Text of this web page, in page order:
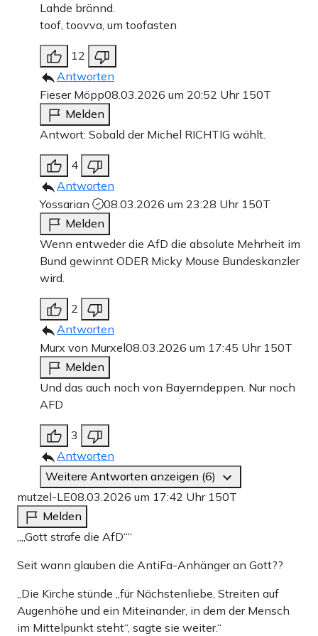
Lahde brännd.
toof, toovva, um toofasten
12
Antworten
Fieser Möpp08.03.2026 um 20:52 Uhr 150T
Melden
Antwort: Sobald der Michel RICHTIG wählt.
4
Antworten
Yossarian
08.03.2026 um 23:28 Uhr 150T
Melden
Wenn entweder die AfD die absolute Mehrheit im
Bund gewinnt ODER Micky Mouse Bundeskanzler
wird.
2
Antworten
Murx von Murxel08.03.2026 um 17:45 Uhr 150T
Melden
Und das auch noch von Bayerndeppen. Nur noch
AFD
3
Antworten
Weitere Antworten anzeigen (6)
mutzel-LE08.03.2026 um 17:42 Uhr 150T
Melden
„„Gott strafe die AfD““
Seit wann glauben die AntiFa-Anhänger an Gott??
„Die Kirche stünde „für Nächstenliebe, Streiten auf
Augenhöhe und ein Miteinander, in dem der Mensch
im Mittelpunkt steht“, sagte sie weiter.“